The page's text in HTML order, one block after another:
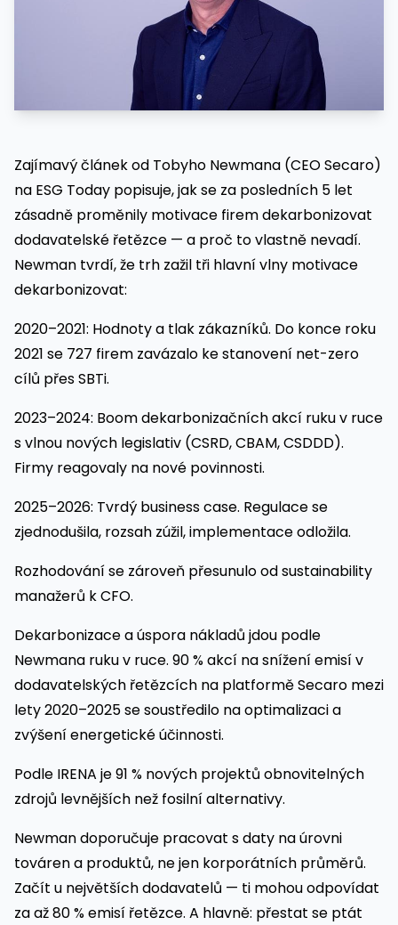
Zajímavý článek od Tobyho Newmana (CEO Secaro)
na ESG Today popisuje, jak se za posledních 5 let
zásadně proměnily motivace firem dekarbonizovat
dodavatelské řetězce — a proč to vlastně nevadí.
Newman tvrdí, že trh zažil tři hlavní vlny motivace
dekarbonizovat:
2020–2021: Hodnoty a tlak zákazníků. Do konce roku
2021 se 727 firem zavázalo ke stanovení net-zero
cílů přes SBTi.
2023–2024: Boom dekarbonizačních akcí ruku v ruce
s vlnou nových legislativ (CSRD, CBAM, CSDDD).
Firmy reagovaly na nové povinnosti.
2025–2026: Tvrdý business case. Regulace se
zjednodušila, rozsah zúžil, implementace odložila.
Rozhodování se zároveň přesunulo od sustainability
manažerů k CFO.
Dekarbonizace a úspora nákladů jdou podle
Newmana ruku v ruce. 90 % akcí na snížení emisí v
dodavatelských řetězcích na platformě Secaro mezi
lety 2020–2025 se soustředilo na optimalizaci a
zvýšení energetické účinnosti.
Podle IRENA je 91 % nových projektů obnovitelných
zdrojů levnějších než fosilní alternativy.
Newman doporučuje pracovat s daty na úrovni
továren a produktů, ne jen korporátních průměrů.
Začít u největších dodavatelů — ti mohou odpovídat
za až 80 % emisí řetězce. A hlavně: přestat se ptát